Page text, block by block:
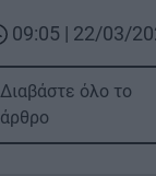
09:05 | 22/03/
Διαβάστε όλο το
άρθρο